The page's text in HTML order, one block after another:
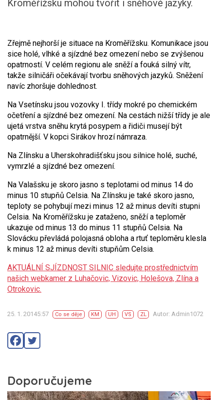
Kroměřížsku mohou tvořit i sněhové jazyky.
Zřejmě nejhorší je situace na Kroměřížsku. Komunikace jsou
sice holé, vlhké a sjízdné bez omezení nebo se zvýšenou
opatrností. V celém regionu ale sněží a fouká silný vítr,
takže silničáři očekávají tvorbu sněhových jazyků. Sněžení
navíc zhoršuje dohlednost.
Na Vsetínsku jsou vozovky I. třídy mokré po chemickém
očetření a sjízdné bez omezení. Na cestách nižší třídy je ale
ujetá vrstva sněhu krytá posypem a řidiči musejí být
opatrnější. V kopci Sirákov hrozí námraza.
Na Zlínsku a Uherskohradišťsku jsou silnice holé, suché,
vymrzlé a sjízdné bez omezení.
Na Valašsku je skoro jasno s teplotami od minus 14 do
minus 10 stupňů Celsia. Na Zlínsku je také skoro jasno,
teploty se pohybují mezi minus 12 až minus devíti stupni
Celsia. Na Kroměřížsku je zataženo, sněží a teploměr
ukazuje od minus 13 do minus 11 stupňů Celsia. Na
Slovácku převládá polojasná obloha a rtuť teploměru klesla
k minus 12 až minus devíti stupňům Celsia.
AKTUÁLNÍ SJÍZDNOST SILNIC sledujte prostřednictvím
našich webkamer z Luhačovic, Vizovic, Holešova, Zlína a
Otrokovic.
25. 1. 20145:57 Co se děje KM UH VS ZL Autor: Admin1072